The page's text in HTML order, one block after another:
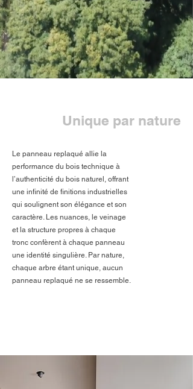
Unique par nature
Le panneau replaqué allie la
performance du bois technique à
l’authenticité du bois naturel, offrant
une infinité de finitions industrielles
qui soulignent son élégance et son
caractère. Les nuances, le veinage
et la structure propres à chaque
tronc confèrent à chaque panneau
une identité singulière. Par nature,
chaque arbre étant unique, aucun
panneau replaqué ne se ressemble.